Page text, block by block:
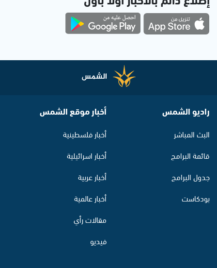
راديو الشمس
البث المباشر
قائمة البرامج
جدول البرامج
بودكاست
أخبار موقع الشمس
أخبار فلسطينية
أخبار اسرائيلية
أخبار عربية
أخبار عالمية
مقالات رأي
فيديو